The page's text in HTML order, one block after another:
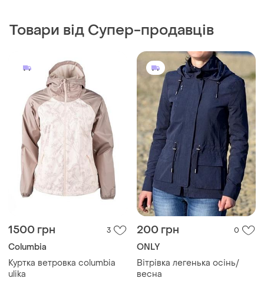
Товари від Супер-продавців
1500 грн 3
Columbia
Куртка ветровка columbia
ulika
200 грн 0
ONLY
Вітрівка легенька осінь/
весна